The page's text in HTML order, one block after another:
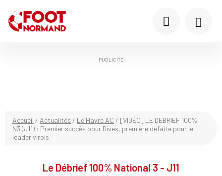
PUBLICITÉ
Accueil / Actualités / Le Havre AC / [VIDÉO] LE DEBRIEF 100%
N3 (J11) : Premier succès pour Dives, première défaite pour le
leader virois
Le Débrief 100% National 3 - J11